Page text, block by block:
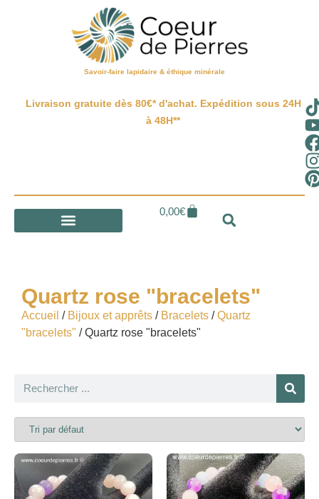
Savoir-faire lapidaire & éthique minérale
Livraison gratuite dès 80€* d'achat. Expédition sous 24H
à 48H**
0,00€
Quartz rose "bracelets"
Accueil / Bijoux et apprêts / Bracelets /Quartz
"bracelets" / Quartz rose "bracelets"